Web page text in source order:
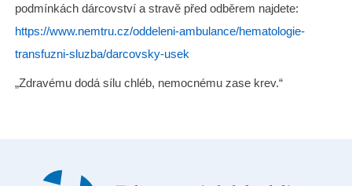
podmínkách dárcovství a stravě před odběrem najdete:
https://www.nemtru.cz/oddeleni-ambulance/hematologie-
transfuzni-sluzba/darcovsky-usek
„Zdravému dodá sílu chléb, nemocnému zase krev.“